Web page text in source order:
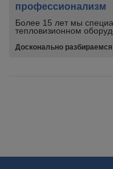
профессионализм
Более 15 лет мы
тепловизионном
Досконально